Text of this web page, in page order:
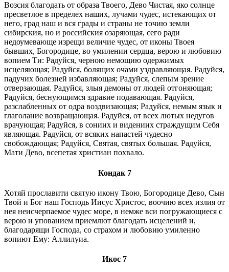
Возсия благодать от образа Твоего, Дево Чистая, яко солнце
пресветлое в пределех наших, лучами чудес, истекающих от
него, град наш и вся грады и страны не точию земли
сибирския, но и российския озаряющая, сего ради
недоумевающе изрещи величие чудес, от иконы Твоея
бывших, Богородице, во умилении сердца, верою и любовию
вопием Ти: Радуйся, черною немощию одержимых
исцеляющая; Радуйся, болящих очами уздравляющая. Радуйся,
падучих болезней избавляющая; Радуйся, слепым зрение
отверзающая. Радуйся, злыя демоны от людей отгоняющая;
Радуйся, беснующимся здравие подавающая. Радуйся,
разслабленных от одра воздвизающая; Радуйся, немым язык и
глаголание возвращающая. Радуйся, от всех лютых недугов
врачующая; Радуйся, в сониих и видениих страждущим Себя
являющая. Радуйся, от всяких напастей чудесно
свобождающая; Радуйся, Святая, святых большая. Радуйся,
Мати Дево, всепетая христиан похвало.
Кондак 7
Хотяй прославити святую икону Твою, Богородице Дево, Сын
Твой и Бог наш Господь Иисус Христос, воочию всех излия от
нея неисчерпаемое чудес море, в немже вси погружающиеся с
верою и упованием приемлют благодать исцелений и,
благодарящи Господа, со страхом и любовию умиленно
вопиют Ему: Аллилуиа.
Икос 7